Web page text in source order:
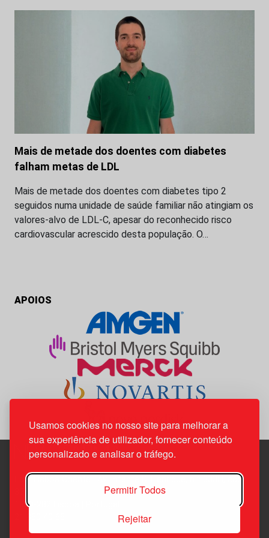
Usamos cookies no nosso site para melhorar a
sua experiência de utilizador, fornecer conteúdo
personalizado e analisar o tráfego.
Permitir Todos
Rejeitar
Mais de metade dos doentes com diabetes
falham metas de LDL
Mais de metade dos doentes com diabetes tipo 2
seguidos numa unidade de saúde familiar não atingiam os
valores-alvo de LDL-C, apesar do reconhecido risco
cardiovascular acrescido desta população. O…
APOIOS
Edif. Lisboa Oriente | Av. Infante D. Henrique, n.º 333H, esc.
1800-282 Lisboa | Portugal